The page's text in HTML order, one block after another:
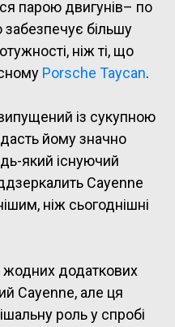
парою двигунів– по
більшу
ніж ті, що
Porsche Taycan.
із сукупною
йому значно
який існуючий
Cayenne
ніж сьогоднішні
додаткових
Cayenne, але ця
роль у спробі